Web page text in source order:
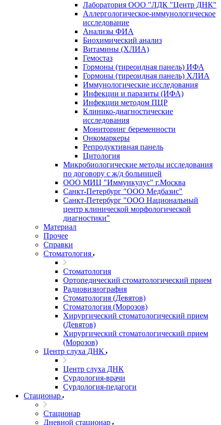
Лаборатория ООО "ЛДК "Центр ДНК"
Аллергологическое-иммунологическое
исследование
Анализы ФИА
Биохимический анализ
Витамины (ХЛИА)
Гемостаз
Гормоны (тиреоидная панель) ИФА
Гормоны (тиреоидная панель) ХЛИА
Иммунологические исследования
Инфекции и паразиты (ИФА)
Инфекции методом ПЦР
Клинико-диагностические
исследования
Мониторинг беременности
Онкомаркеры
Репродуктивная панель
Цитология
Микробиологические методы исследования
по договору с ж/д больницей
ООО МИЦ "Иммункулус" г.Москва
Санкт-Петербург "ООО Медбазис"
Санкт-Петербург "ООО Национальный
центр клинической морфологической
диагностики"
Материал
Прочее
Справки
Стоматология
Стоматология
Ортопедический стоматологический прием
Радиовизиография
Стоматология (Девятов)
Стоматология (Морозов)
Хирургический стоматологический прием
(Девятов)
Хирургический стоматологический прием
(Морозов)
Центр слуха ДНК
Центр слуха ДНК
Сурдология-врачи
Сурдология-педагоги
Стационар
Стационар
Дневной стационар